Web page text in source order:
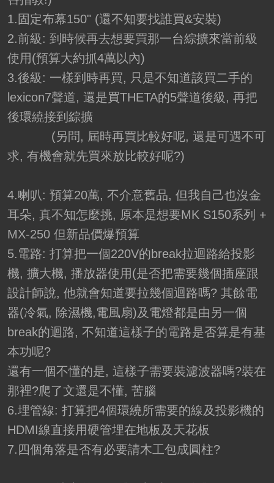
1.固定布幕150" (還不知要找誰買&安裝)
2.前級: 到時候再去想要買那一台綜擴來當前級
使用(預算大約抓4萬以內)
3.後級: 一樣到時再買, 只是不知道該買二手的
lexicon7聲道, 還是買THETA的5聲道後級, 再把
後環繞接到綜擴
(另問, 屆時再買比較好呢, 還是可遇不可
求, 有機會就先買來放比較好呢?)
4.喇叭: 預算20萬, 不介意舊品, 但我自己也沒金
耳朵, 真不知怎麼挑, 原本是想要MK S150系列 +
MX-250 但新品價爆預算
5.電路: 打算把一個220V的break拉迴路給投影
機, 擴大機, 播放器使用(是否把需要幾個插座跟
設計師說, 他就會知道要拉幾個迴路嗎? 其餘電
器(冷氣, 除濕機,電風扇)及電燈都是由另一個
break的迴路, 不知道這樣子的電路是否算是有基
本功呢?
還有一個不懂的是, 這樣子需要裝濾波器嗎?裝在
那裡?爬了文還是不懂, 苦腦
6.埋管線: 打算把4個環繞所需要的線及投影機的
HDMI線直接用硬管埋在地板及天花板
7.四個角落是否有必要請木工包成圓柱?